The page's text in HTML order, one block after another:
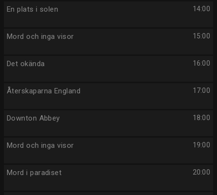
14:00
En plats i solen
15:00
Mord och inga visor
16:00
Det okända
17:00
Återskaparna England
18:00
Downton Abbey
19:00
Mord och inga visor
20:00
Mord i paradiset